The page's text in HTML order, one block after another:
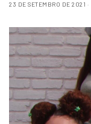
23 DE SETEMBRO DE 2021